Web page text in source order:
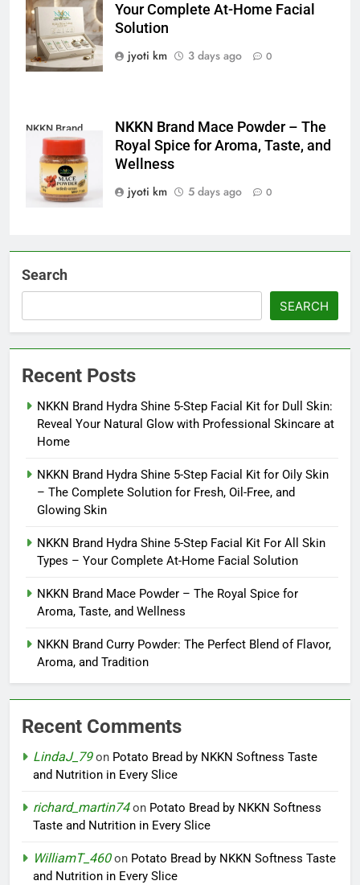
For All Skin
Types
Your Complete At-Home Facial
Solution
jyoti km
3 days ago 0
NKKN Brand
Mace Powder
NKKN Brand Mace Powder – The
Royal Spice for Aroma, Taste, and
Wellness
jyoti km
5 days ago 0
Search
SEARCH
Recent Posts
NKKN Brand Hydra Shine 5-Step Facial Kit for Dull Skin:
Reveal Your Natural Glow with Professional Skincare at
Home
NKKN Brand Hydra Shine 5-Step Facial Kit for Oily Skin
– The Complete Solution for Fresh, Oil-Free, and
Glowing Skin
NKKN Brand Hydra Shine 5-Step Facial Kit For All Skin
Types – Your Complete At-Home Facial Solution
NKKN Brand Mace Powder – The Royal Spice for
Aroma, Taste, and Wellness
NKKN Brand Curry Powder: The Perfect Blend of Flavor,
Aroma, and Tradition
Recent Comments
LindaJ_79on Potato Bread by NKKN Softness Taste
and Nutrition in Every Slice
richard_martin74on Potato Bread by NKKN Softness
Taste and Nutrition in Every Slice
WilliamT_460on Potato Bread by NKKN Softness Taste
and Nutrition in Every Slice